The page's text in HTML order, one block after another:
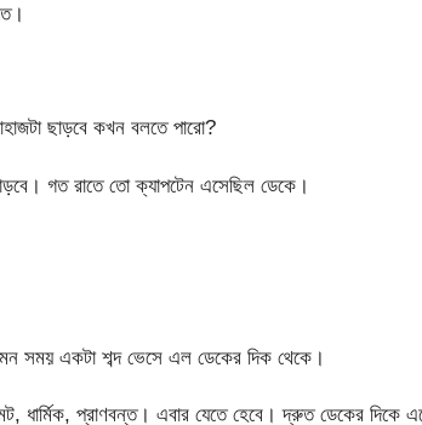
ছাড়বে কখন বলতে পারো?
গত রাতে তো ক্যাপটেন এসেছিল ডেকে।
সময় একটা শব্দ ভেসে এল ডেকের দিক থেকে।
ধার্মিক, প্রাণবন্ত। এবার যেতে হেবে। দ্রুত ডেকের